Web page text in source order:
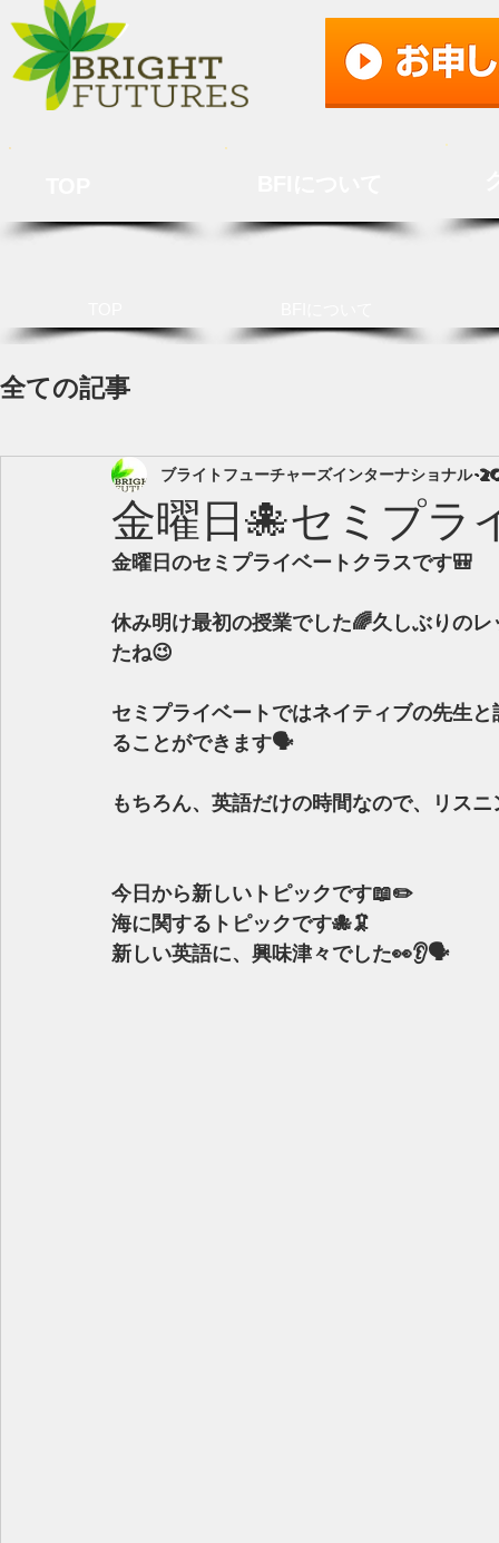
全ての記事
金曜日🐙セミプラ
ブライトフューチャーズインターナショナル
金曜日のセミプライベートクラスです🎒
休み明け最初の授業でした🌈久しぶりの
たね😉
セミプライベートではネイティブの先生
ることができます🗣
もちろん、英語だけの時間なので、リス
今日から新しいトピックです📖✏️
海に関するトピックです🐙🦑
新しい英語に、興味津々でした👀👂🗣